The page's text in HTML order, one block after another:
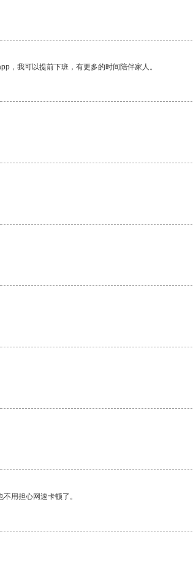
，我可以提前下班，有更多的时间陪伴家人。
用担心网速卡顿了。